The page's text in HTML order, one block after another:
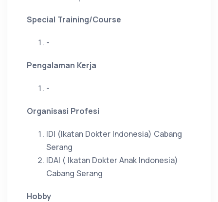
Special Training/Course
-
Pengalaman Kerja
-
Organisasi Profesi
IDI (Ikatan Dokter Indonesia) Cabang
Serang
IDAI ( Ikatan Dokter Anak Indonesia)
Cabang Serang
Hobby